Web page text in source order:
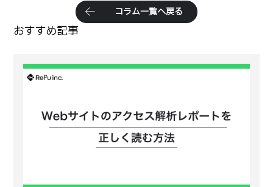
コラム一覧へ戻る
おすすめ記事